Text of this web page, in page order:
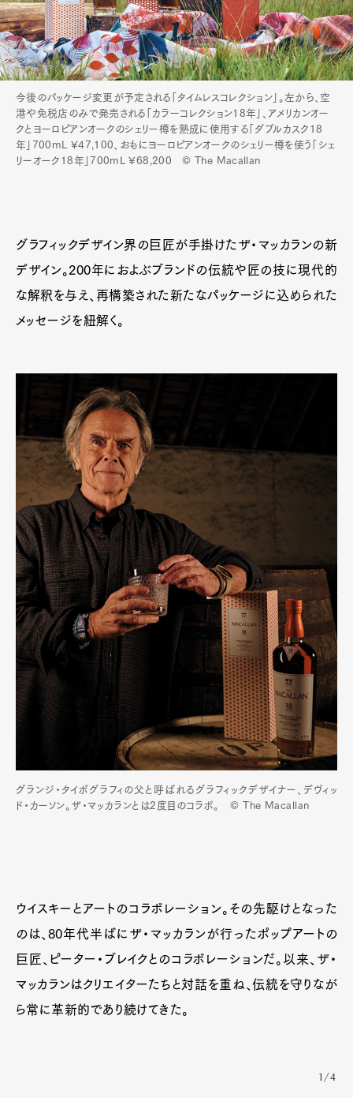
今後のパッケージ変更が予定される「タイムレスコレクション」。左から、空
港や免税店のみで発売される「カラーコレクション18年」、アメリカンオー
クとヨーロピアンオークのシェリー樽を熟成に使用する「ダブルカスク18
年」700mL ¥47,100、おもにヨーロピアンオークのシェリー樽を使う「シェ
リーオーク18年」700mL ¥68,200 © The Macallan
グラフィックデザイン界の巨匠が手掛けたザ・マッカランの新
デザイン。200年におよぶブランドの伝統や匠の技に現代的
な解釈を与え、再構築された新たなパッケージに込められた
メッセージを紐解く。
グランジ・タイポグラフィの父と呼ばれるグラフィックデザイナー、デヴィッ
ド・カーソン。ザ・マッカランとは2度目のコラボ。 © The Macallan
ウイスキーとアートのコラボレーション。その先駆けとなった
のは、80年代半ばにザ・マッカランが行ったポップアートの
巨匠、ピーター・ブレイクとのコラボレーションだ。以来、ザ・
マッカランはクリエイターたちと対話を重ね、伝統を守りなが
ら常に革新的であり続けてきた。
1/4